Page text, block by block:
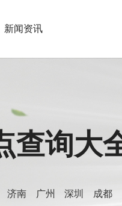
新闻资讯
查询大
济南 广州 深圳 成都